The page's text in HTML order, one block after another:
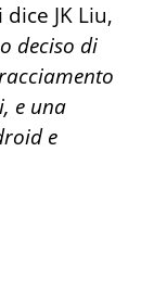
dice JK Liu,
deciso di
e una
e